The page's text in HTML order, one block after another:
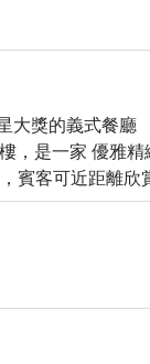
大獎的義式餐廳
，是一家 優雅
賓客可近距離
、大蝦、海螺、
滑濃鬱，入口即